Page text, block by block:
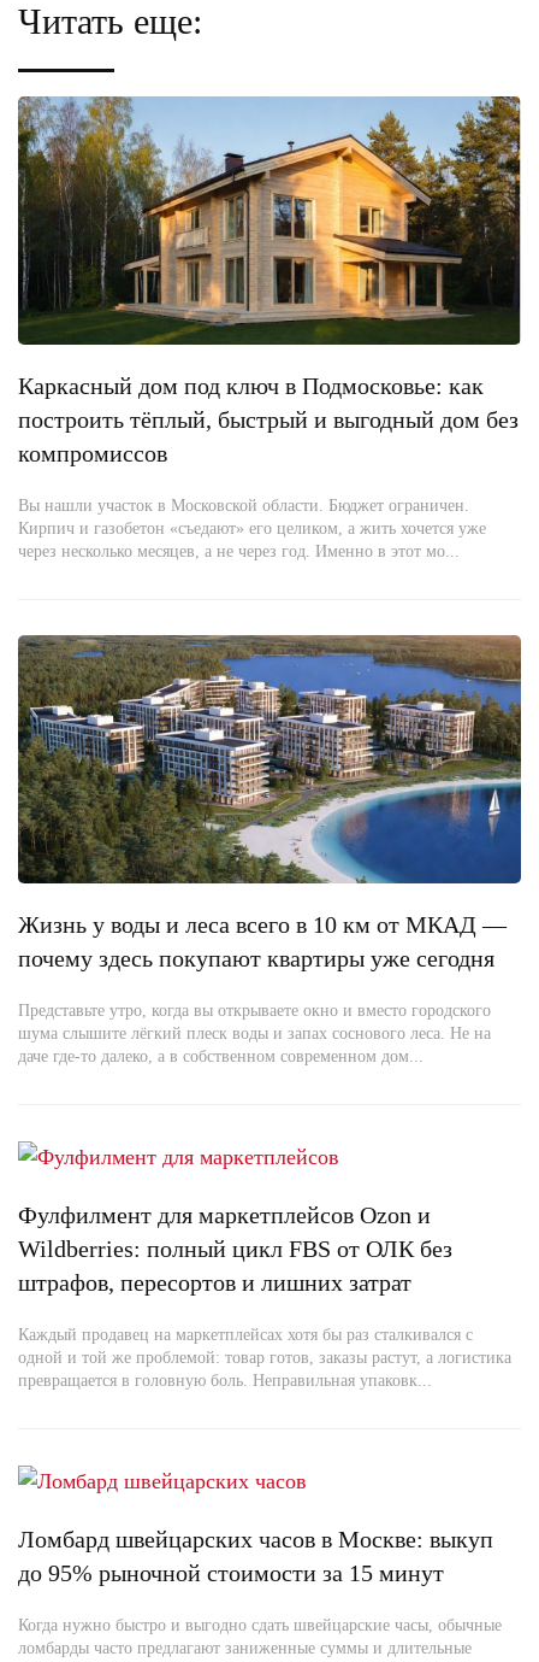
Читать еще:
Каркасный дом под ключ в Подмосковье: как
построить тёплый, быстрый и выгодный дом без
компромиссов
Вы нашли участок в Московской области. Бюджет ограничен.
Кирпич и газобетон «съедают» его целиком, а жить хочется уже
через несколько месяцев, а не через год. Именно в этот мо...
Жизнь у воды и леса всего в 10 км от МКАД —
почему здесь покупают квартиры уже сегодня
Представьте утро, когда вы открываете окно и вместо городского
шума слышите лёгкий плеск воды и запах соснового леса. Не на
даче где-то далеко, а в собственном современном дом...
Фулфилмент для маркетплейсов Ozon и
Wildberries: полный цикл FBS от ОЛК без
штрафов, пересортов и лишних затрат
Каждый продавец на маркетплейсах хотя бы раз сталкивался с
одной и той же проблемой: товар готов, заказы растут, а логистика
превращается в головную боль. Неправильная упаковк...
Ломбард швейцарских часов в Москве: выкуп
до 95% рыночной стоимости за 15 минут
Когда нужно быстро и выгодно сдать швейцарские часы, обычные
ломбарды часто предлагают заниженные суммы и длительные